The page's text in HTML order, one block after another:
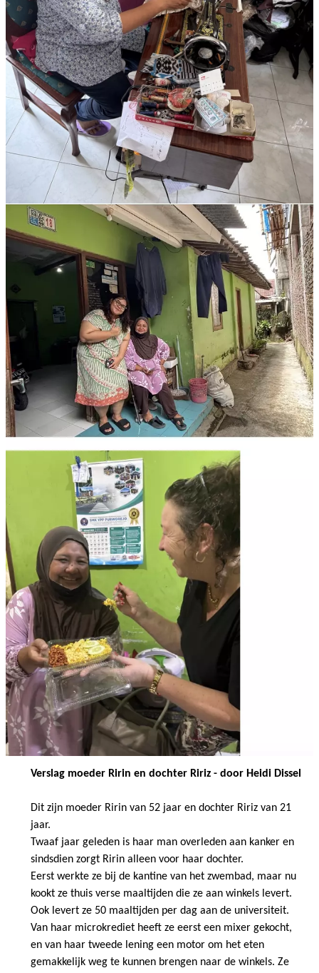
Verslag moeder Ririn en dochter Ririz - door Heidi Dissel
Dit zijn moeder Ririn van 52 jaar en dochter Ririz van 21
jaar.
Twaaf jaar geleden is haar man overleden aan kanker en
sindsdien zorgt Ririn alleen voor haar dochter.
Eerst werkte ze bij de kantine van het zwembad, maar nu
kookt ze thuis verse maaltijden die ze aan winkels levert.
Ook levert ze 50 maaltijden per dag aan de universiteit.
Van haar microkrediet heeft ze eerst een mixer gekocht,
en van haar tweede lening een motor om het eten
gemakkelijk weg te kunnen brengen naar de winkels. Ze